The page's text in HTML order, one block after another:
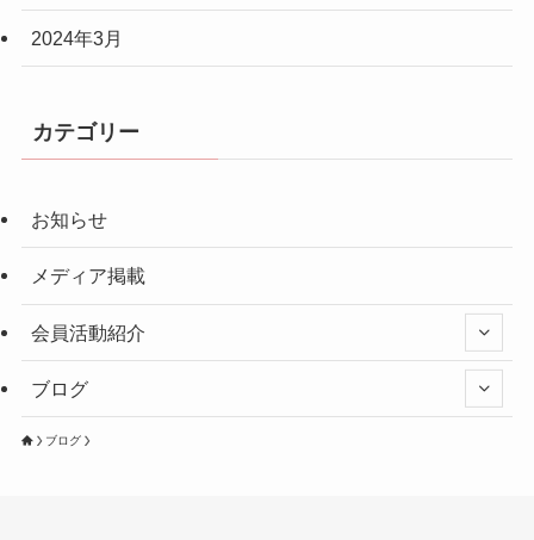
2024年3月
カテゴリー
お知らせ
メディア掲載
会員活動紹介
ブログ
ブログ